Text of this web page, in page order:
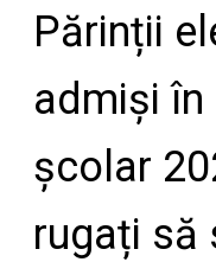
Părinții
admiși în
școlar
rugați să